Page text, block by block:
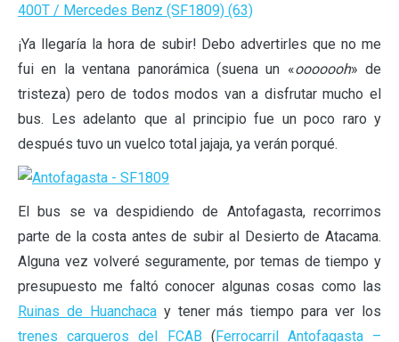
¡Ya llegaría la hora de subir! Debo advertirles que no me
fui en la ventana panorámica (suena un «ooooooh» de
tristeza) pero de todos modos van a disfrutar mucho el
bus. Les adelanto que al principio fue un poco raro y
después tuvo un vuelco total jajaja, ya verán porqué.
El bus se va despidiendo de Antofagasta, recorrimos
parte de la costa antes de subir al Desierto de Atacama.
Alguna vez volveré seguramente, por temas de tiempo y
presupuesto me faltó conocer algunas cosas como las
Ruinas de Huanchacay tener más tiempo para ver los
trenes cargueros del FCAB (Ferrocarril Antofagasta –